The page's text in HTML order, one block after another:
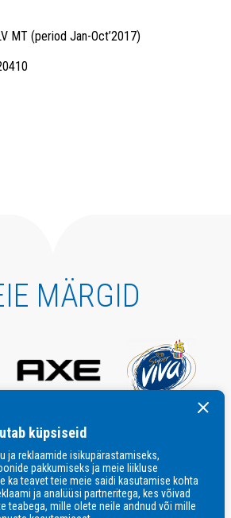
küpsiseid
ja reklaamide isikupärastamiseks,
pakkumiseks ja meie liikluse
ka teavet teie meie saidi kasutamise kohta
ja analüüsi partneritega, kes võivad
teabega, mille olete neile andnud või mille
MT (period Jan-Oct’2017)
MÄRGID